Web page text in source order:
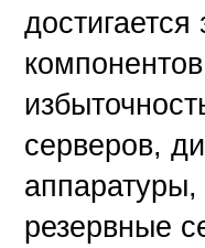
серверов,
резервные